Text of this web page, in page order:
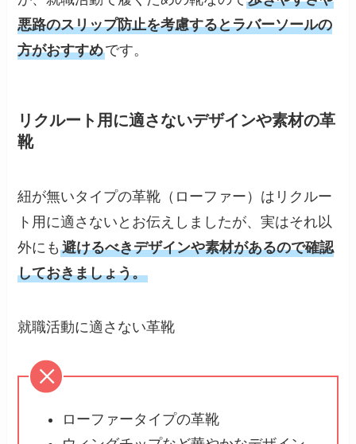
悪路のスリップ防止を考慮するとラバーソールの
方がおすすめです。
リクルート用に適さないデザインや素材の革
靴
紐が無いタイプの革靴（ローファー）はリクルー
ト用に適さないとお伝えしましたが、実はそれ以
外にも避けるべきデザインや素材があるので確認
しておきましょう。
就職活動に適さない革靴
ローファータイプの革靴